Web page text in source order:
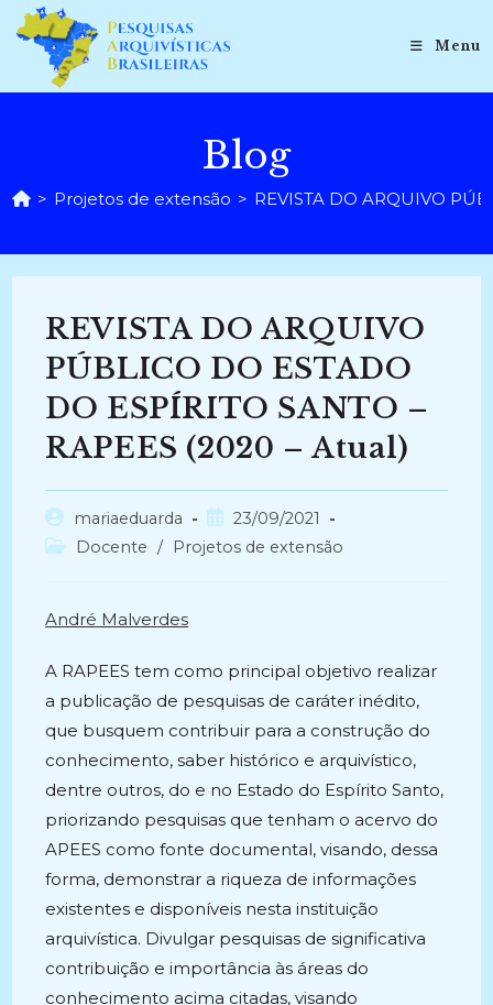
para
conteúdo
Menu
Blog
> Projetos de extensão > REVISTA DO ARQUIVO
REVISTA DO ARQUIVO
PÚBLICO DO ESTADO
DO ESPÍRITO SANTO –
RAPEES (2020 – Atual)
Autor
do
mariaeduarda
Post
publicado:
23/09/2021
Categoria
Docente / Projetos de extensão
André Malverdes
A RAPEES tem como principal objetivo realizar
a publicação de pesquisas de caráter inédito,
que busquem contribuir para a construção do
conhecimento, saber histórico e arquivístico,
dentre outros, do e no Estado do Espírito Santo,
priorizando pesquisas que tenham o acervo do
APEES como fonte documental, visando, dessa
forma, demonstrar a riqueza de informações
existentes e disponíveis nesta instituição
arquivística. Divulgar pesquisas de significativa
contribuição e importância às áreas do
conhecimento acima citadas, visando